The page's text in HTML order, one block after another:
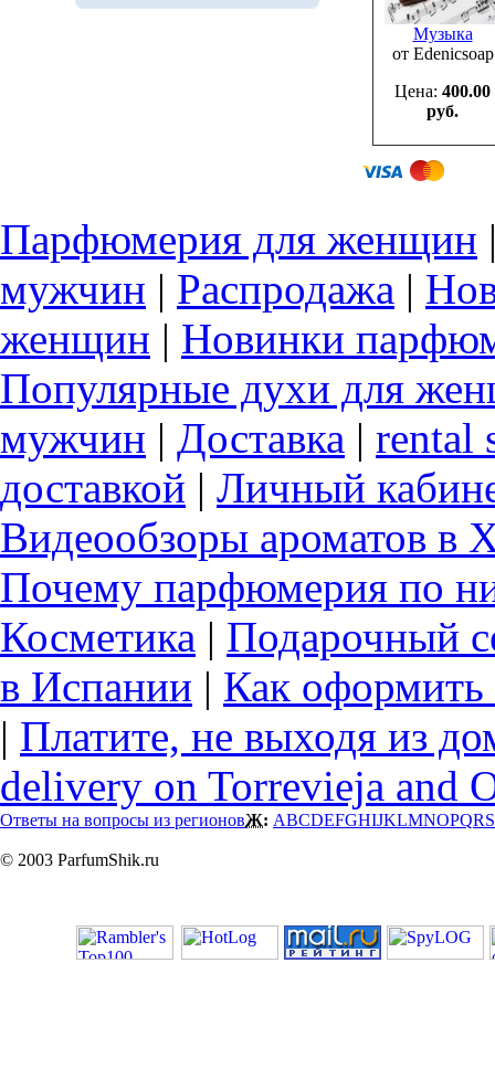
Музыка
от Edenicsoap
Цена: 400.00
руб.
Парфюмерия для женщин
мужчин | Распродажа |
женщин | Новинки
Популярные духи для
мужчин | Доставка | rental
доставкой | Личный
Видеообзоры ароматов в
Почему парфюмерия по
Косметика | Подарочный
в Испании | Как оформить
| Платите, не выходя из
delivery on Torrevieja and
Ответы на вопросы из регионовЖ: ABCDEFGHIJKLMNOPQRS
© 2003 ParfumShik.ru